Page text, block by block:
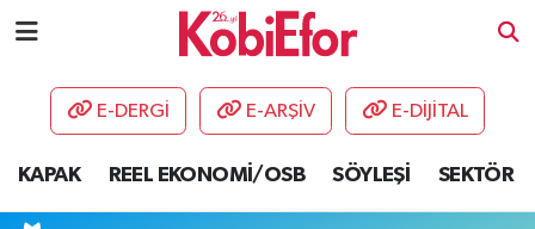
E-DERGİ E-ARŞİV E-DİJİTAL
KAPAK REEL EKONOMİ/OSB SÖYLEŞİ SEKTÖR
AKADEMİ
DESTEK-TEŞVİK